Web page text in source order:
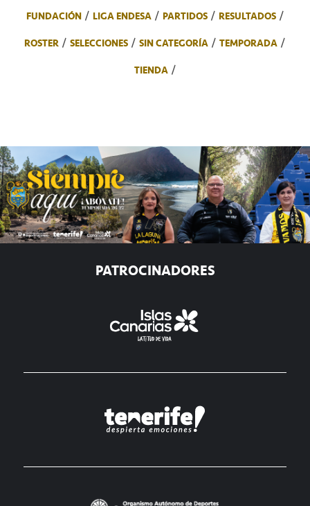
FUNDACIÓN LIGA ENDESA PARTIDOS
RESULTADOS
ROSTER
SELECCIONES SIN CATEGORÍA
TEMPORADA
TIENDA
PATROCINADORES